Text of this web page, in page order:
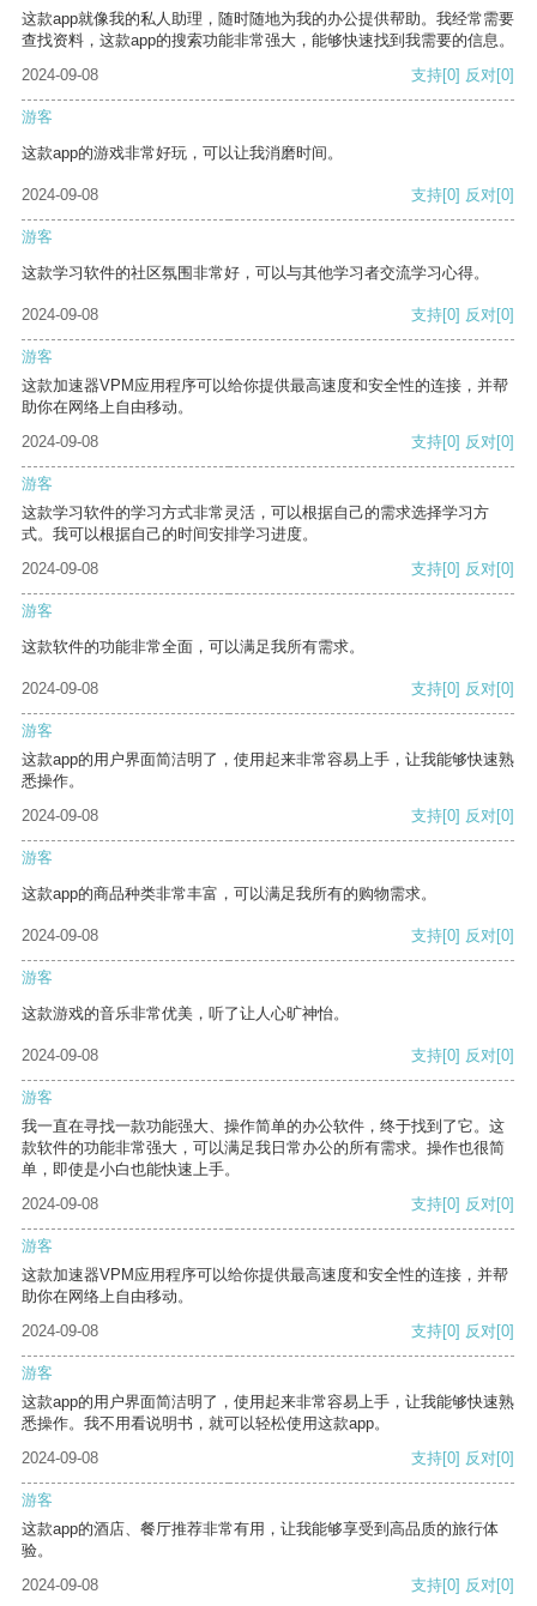
这款app就像我的私人助理，随时随地为我的办公提供帮助。我经常需要
查找资料，这款app的搜索功能非常强大，能够快速找到我需要的信息。
2024-09-08
支持[0] 反对[0]
游客
这款app的游戏非常好玩，可以让我消磨时间。
2024-09-08 支持[0] 反对[0]
游客
这款学习软件的社区氛围非常好，可以与其他学习者交流学习心得。
2024-09-08 支持[0] 反对[0]
游客
这款加速器VPM应用程序可以给你提供最高速度和安全性的连接，并帮
助你在网络上自由移动。
2024-09-08
支持[0] 反对[0]
游客
这款学习软件的学习方式非常灵活，可以根据自己的需求选择学习方
式。我可以根据自己的时间安排学习进度。
2024-09-08
支持[0] 反对[0]
游客
这款软件的功能非常全面，可以满足我所有需求。
2024-09-08 支持[0] 反对[0]
游客
这款app的用户界面简洁明了，使用起来非常容易上手，让我能够快速熟
悉操作。
2024-09-08
支持[0] 反对[0]
游客
这款app的商品种类非常丰富，可以满足我所有的购物需求。
2024-09-08 支持[0] 反对[0]
游客
这款游戏的音乐非常优美，听了让人心旷神怡。
2024-09-08 支持[0] 反对[0]
游客
我一直在寻找一款功能强大、操作简单的办公软件，终于找到了它。这
款软件的功能非常强大，可以满足我日常办公的所有需求。操作也很简
单，即使是小白也能快速上手。
2024-09-08
支持[0] 反对[0]
游客
这款加速器VPM应用程序可以给你提供最高速度和安全性的连接，并帮
助你在网络上自由移动。
2024-09-08
支持[0] 反对[0]
游客
这款app的用户界面简洁明了，使用起来非常容易上手，让我能够快速熟
悉操作。我不用看说明书，就可以轻松使用这款app。
2024-09-08
支持[0] 反对[0]
游客
这款app的酒店、餐厅推荐非常有用，让我能够享受到高品质的旅行体
验。
2024-09-08
支持[0] 反对[0]